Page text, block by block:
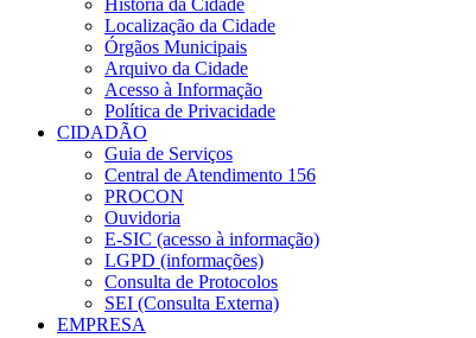
História da Cidade
Localização da Cidade
Órgãos Municipais
Arquivo da Cidade
Acesso à Informação
Política de Privacidade
CIDADÃO
Guia de Serviços
Central de Atendimento 156
PROCON
Ouvidoria
E-SIC (acesso à informação)
LGPD (informações)
Consulta de Protocolos
SEI (Consulta Externa)
EMPRESA